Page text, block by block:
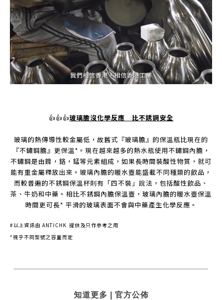
👍👍👍玻璃膽沒化學反應 比不銹鋼安全
玻璃的熱傳導性較金屬低，故舊式『玻璃膽』的保溫瓶比現在的
『不鏽鋼膽』更保溫*。現在越來越多的熱水瓶使用不鏽鋼內膽，
不鏽鋼是由鎳，鉻，錳等元素組成，如果長時間裝酸性物質，就可
能有重金屬釋放出來。玻璃內膽的暖水壺能盛載不同種類的飲品，
而較普遍的不銹鋼保溫杯則有「四不裝」說法，包括酸性飲品、
茶、牛奶和中藥。相比不銹鋼內膽保溫壺，玻璃內膽的暖水壺保溫
時間更可長* 平滑的玻璃表面不會與中藥產生化學反應。
#以上資訊由 ANTICHK 提供及只作參考之用
*視乎不同型號之容量而定
知道更多 | 官方公佈